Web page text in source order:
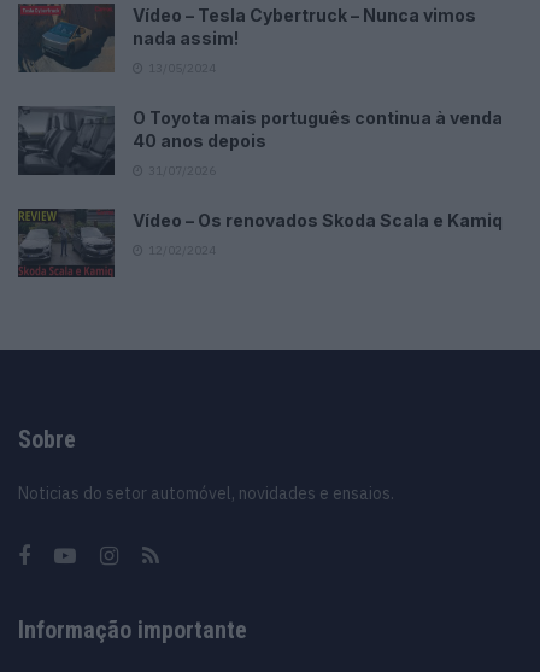
Vídeo – Tesla Cybertruck – Nunca vimos
nada assim!
O Toyota mais português continua à venda
40 anos depois
Vídeo – Os renovados Skoda Scala e Kamiq
Sobre
Noticias do setor automóvel, novidades e ensaios.
Informação importante